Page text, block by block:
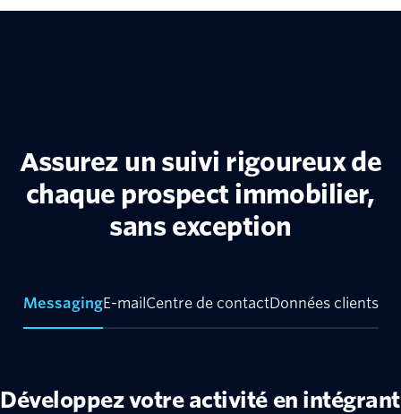
Assurez un suivi rigoureux de
chaque prospect immobilier,
sans exception
MessagingE-mailCentre de contactDonnées clients
Développez votre activité en intégrant